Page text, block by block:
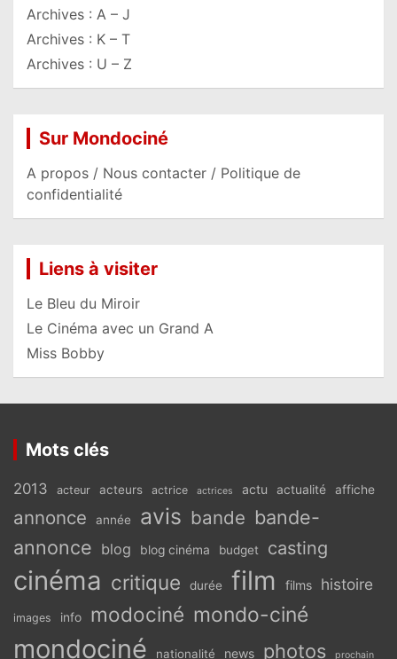
Archives : A – J
Archives : K – T
Archives : U – Z
Sur Mondociné
A propos / Nous contacter / Politique de
confidentialité
Liens à visiter
Le Bleu du Miroir
Le Cinéma avec un Grand A
Miss Bobby
Mots clés
2013 acteur acteurs actrice actrices actu actualité affiche
annonce année avis bande bande-
annonce blog blog cinéma budget casting
cinéma critique durée film films histoire
images info modociné mondo-ciné
mondociné nationalité news photos prochain